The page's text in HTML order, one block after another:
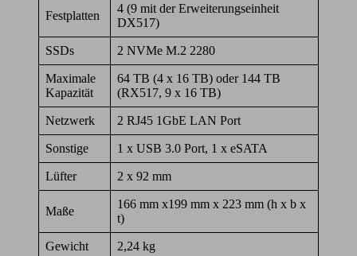
Festplatten
4 (9 mit der Erweiterungseinheit
DX517)
SSDs 2 NVMe M.2 2280
Maximale
Kapazität
64 TB (4 x 16 TB) oder 144 TB
(RX517, 9 x 16 TB)
Netzwerk 2 RJ45 1GbE LAN Port
Sonstige 1 x USB 3.0 Port, 1 x eSATA
Lüfter 2 x 92 mm
Maße
166 mm x199 mm x 223 mm (h x b x
t)
Gewicht 2,24 kg